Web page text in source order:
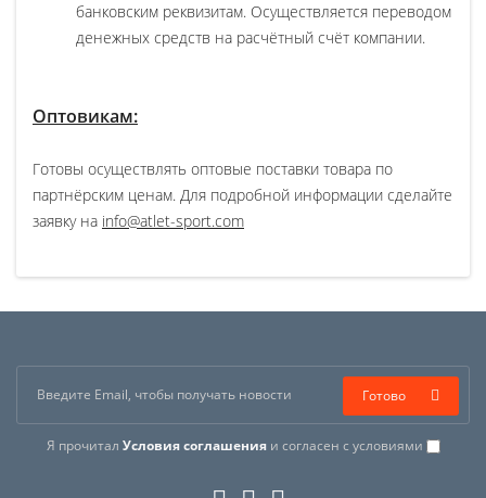
банковским реквизитам. Осуществляется переводом
денежных средств на расчётный счёт компании.
Оптовикам:
Готовы осуществлять оптовые поставки товара по
партнёрским ценам. Для подробной информации сделайте
заявку на info@atlet-sport.com
Я прочитал Условия соглашенияи согласен с условиями
Готово